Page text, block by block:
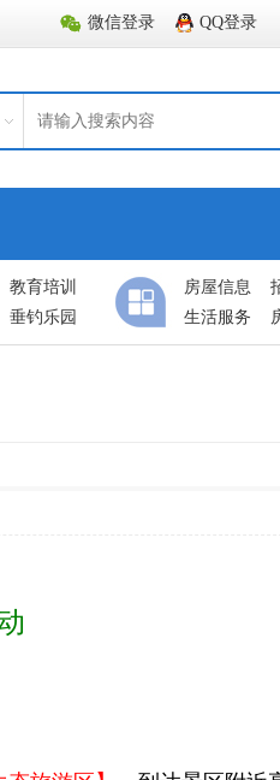
微信登录 QQ登录
教育培训
垂钓乐园
房屋信息
生活服务